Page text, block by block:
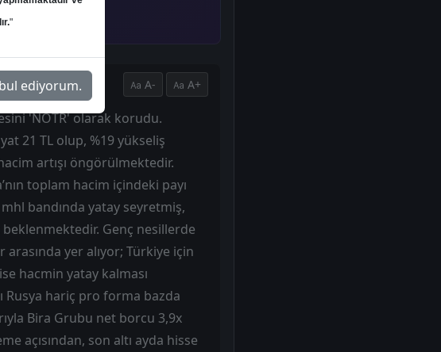
A- A+
'NÖTR' olarak korudu.
21 TL olup, %19 yükseliş
artışı öngörülmektedir.
toplam hacim içindeki payı
mhl bandında yatay seyretmiş,
Genç nesillerde
yer alıyor; Türkiye için
hacmin yatay kalması
Rusya hariç pro forma bazda
Bira Grubu net borcu 3,9x
açısından, son altı ayda hisse
"
Beyan edilen metni Okudum, Anladım ve Kabul ediyorum.